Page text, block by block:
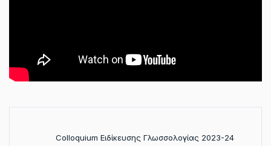
Colloquium Ειδίκευσης Γλωσσολογίας 2023-24